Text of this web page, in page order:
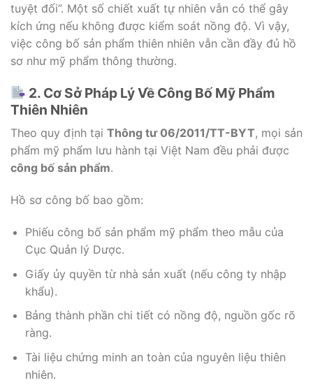
tuyệt đối”. Một số chiết xuất tự nhiên vẫn có thể gây
kích ứng nếu không được kiểm soát nồng độ. Vì vậy,
việc công bố sản phẩm thiên nhiên vẫn cần đầy đủ hồ
sơ như mỹ phẩm thông thường.
2. Cơ Sở Pháp Lý Về Công Bố Mỹ Phẩm
Thiên Nhiên
Theo quy định tại Thông tư 06/2011/TT-BYT, mọi sản
phẩm mỹ phẩm lưu hành tại Việt Nam đều phải được
công bố sản phẩm.
Hồ sơ công bố bao gồm:
Phiếu công bố sản phẩm mỹ phẩm theo mẫu của
Cục Quản lý Dược.
Giấy ủy quyền từ nhà sản xuất (nếu công ty nhập
khẩu).
Bảng thành phần chi tiết có nồng độ, nguồn gốc rõ
ràng.
Tài liệu chứng minh an toàn của nguyên liệu thiên
nhiên.